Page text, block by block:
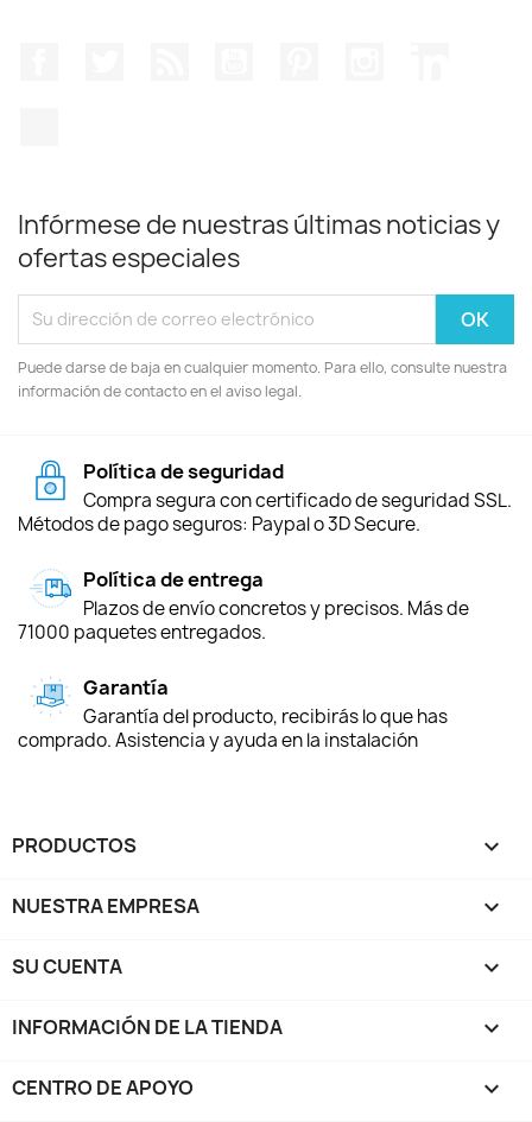
Infórmese de nuestras últimas noticias y
ofertas especiales
Puede darse de baja en cualquier momento. Para ello, consulte nuestra
información de contacto en el aviso legal.
Política de seguridad
Compra segura con certificado de seguridad SSL.
Métodos de pago seguros: Paypal o 3D Secure.
Política de entrega
Plazos de envío concretos y precisos. Más de
71000 paquetes entregados.
Garantía
Garantía del producto, recibirás lo que has
comprado. Asistencia y ayuda en la instalación
PRODUCTOS 
NUESTRA EMPRESA 
SU CUENTA 
INFORMACIÓN DE LA TIENDA keyboard_arrow_down
CENTRO DE APOYO 